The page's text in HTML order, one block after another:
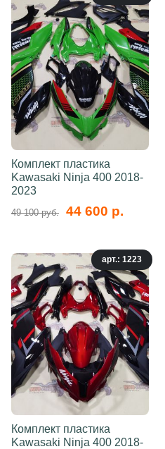
Комплект пластика
Kawasaki Ninja 400 2018-
2023
49 100 руб. 44 600 р.
арт.: 1223
Комплект пластика
Kawasaki Ninja 400 2018-